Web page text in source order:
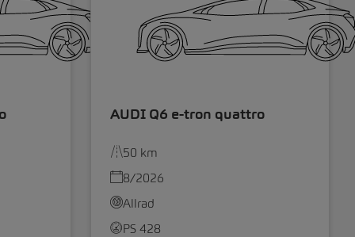
AUDI Q6 e-tron quattro
50 km
8/2026
Allrad
PS 428